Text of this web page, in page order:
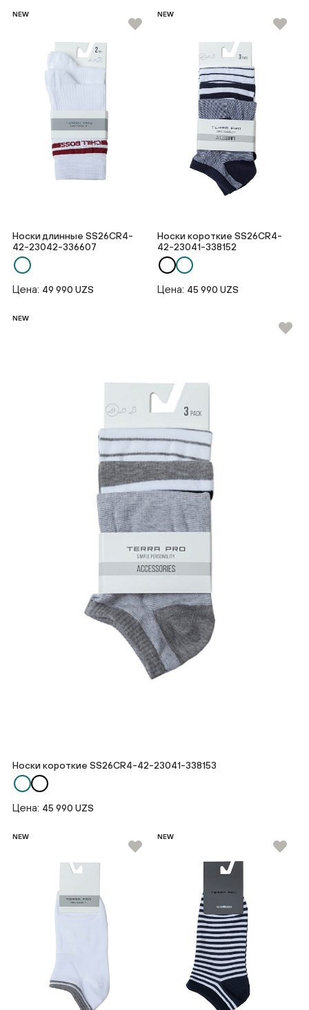
NEW
Носки длинные SS26CR4-
42-23042-336607
Цена: 49 990 UZS
NEW
Носки короткие SS26CR4-
42-23041-338152
Цена: 45 990 UZS
NEW
Носки короткие SS26CR4-42-23041-338153
Цена: 45 990 UZS
NEW NEW